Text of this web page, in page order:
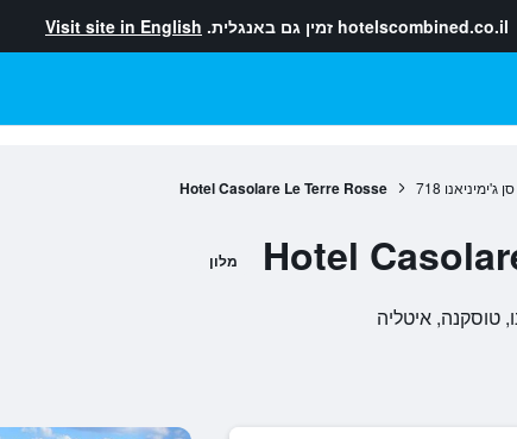
hotelscombined.co.il זמין גם באנגלית. Visit site in English
סן ג'ימיניאנו 718
Hotel Casolare Le Terre Rosse
Hotel מלון